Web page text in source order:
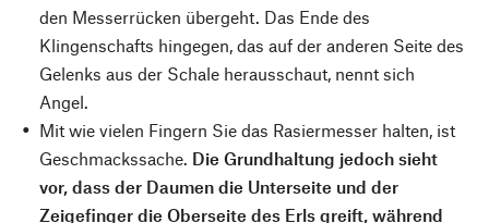
den Messerrücken übergeht. Das Ende des
Klingenschafts hingegen, das auf der anderen Seite des
Gelenks aus der Schale herausschaut, nennt sich
Angel.
Mit wie vielen Fingern Sie das Rasiermesser halten, ist
Geschmackssache. Die Grundhaltung jedoch sieht
vor, dass der Daumen die Unterseite und der
Zeigefinger die Oberseite des Erls greift, während